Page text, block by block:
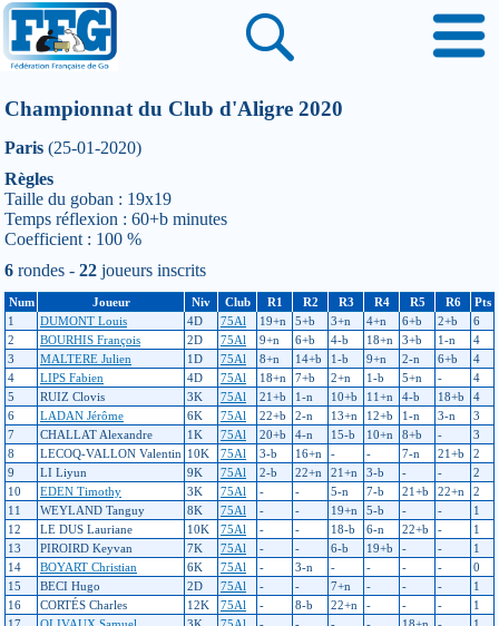
Championnat du Club d'Aligre 2020
Paris (25-01-2020)
Règles
Taille du goban : 19x19
Temps réflexion : 60+b minutes
Coefficient : 100 %
6 rondes - 22 joueurs inscrits
Num Joueur Niv Club R1 R2 R3 R4 R5 R6
Pts
1
DUMONT Louis 4D 75Al 19+n 5+b 3+n 4+n 6+b 2+b
6
2
BOURHIS François 2D 75Al 9+n 6+b 4-b 18+n 3+b 1-n
4
3
MALTERE Julien 1D 75Al 8+n 14+b 1-b 9+n 2-n 6+b
4
4
LIPS Fabien 4D 75Al 18+n 7+b 2+n 1-b 5+n -
4
5
RUIZ Clovis 3K 75Al 21+b 1-n 10+b 11+n 4-b 18+b
4
6
LADAN Jérôme 6K 75Al 22+b 2-n 13+n 12+b 1-n 3-n
3
7
CHALLAT Alexandre 1K 75Al 20+b 4-n 15-b 10+n 8+b -
3
8
LECOQ-VALLON Valentin 10K 75Al 3-b 16+n - - 7-n 21+b
2
9
LI Liyun 9K 75Al 2-b 22+n 21+n 3-b - -
2
10
EDEN Timothy 3K 75Al - - 5-n 7-b 21+b 22+n
2
11
WEYLAND Tanguy 8K 75Al - - 19+n 5-b - -
1
12
LE DUS Lauriane 10K 75Al - - 18-b 6-n 22+b -
1
13
PIROIRD Keyvan 7K 75Al - - 6-b 19+b - -
1
14
BOYART Christian 6K 75Al - 3-n - - - -
0
15
BECI Hugo 2D 75Al - - 7+n - - -
1
16
CORTÉS Charles 12K 75Al - 8-b 22+n - - -
1